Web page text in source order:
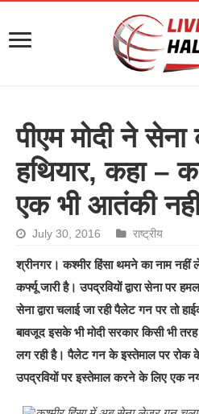
पीएम मोदी ने सेना
हथियार, कहा –
एक भी आतंकी
July 30, 2016 राष्ट्रीय
श्रीनगर। कश्मीर हिंसा थमने का नाम नहीं
कर्फ्यू जारी है। उपद्रवियों द्वारा सेना पर
सेना द्वारा चलाई जा रही पैलेट गन पर तो
बावजूद इसके भी मोदी सरकार किसी भी
लग रही है। पैलेट गन के इस्‍तेमाल पर रोक
उपद्रवियों पर इस्‍तेमाल करने के लिए एक